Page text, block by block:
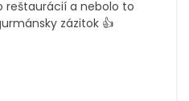
reštaurácií a nebolo to
zázitok 👍